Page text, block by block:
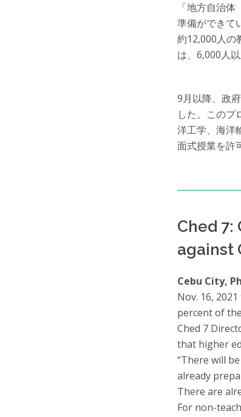
「地方自治
準備ができて
約12,000人の
は、6,000人
9月以降、政
した。このプ
洋工学、海洋
面式授業を許
Ched 7:
against
Cebu City,
Nov. 16,
percent of
Ched 7
that higher
“There will
already
There are
For non-